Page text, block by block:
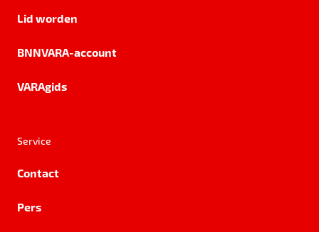
Lid worden
BNNVARA-account
VARAgids
Service
Contact
Pers